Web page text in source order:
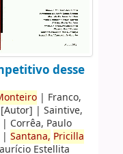
desse
| Franco,
| Saintive,
| Corrêa, Paulo
| Santana, Pricilla
Estellita